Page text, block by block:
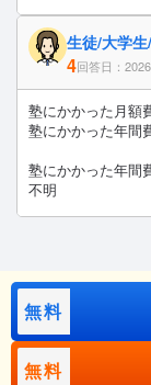
生徒/大学
4回答日：
塾にかかった月額
塾にかかった年間
塾にかかった年間
不明
無料
無料